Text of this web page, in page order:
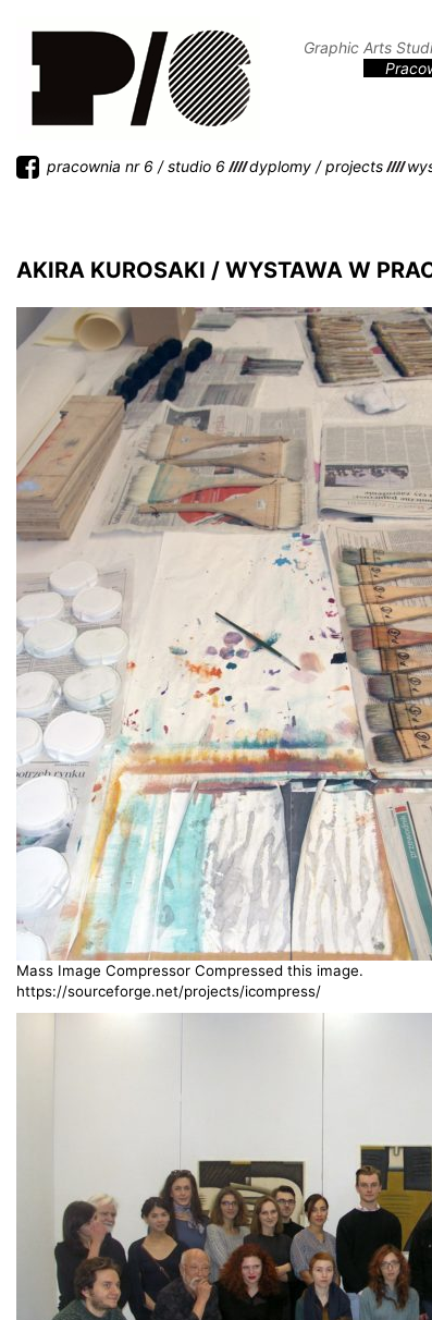
Graphic Arts
pracownia nr 6 / studio 6 dyplomy / projects
AKIRA KUROSAKI / WYSTAWA W
Mass Image Compressor Compressed this image.
https://sourceforge.net/projects/icompress/